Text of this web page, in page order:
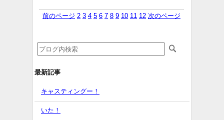
前のページ 2 3 4 5 6 7 8 9 10 11 12 次のページ
最新記事
キャスティングー！
いた！